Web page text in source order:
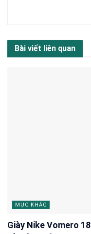
Bài viết liên quan
MỤC KHÁC
Giày Nike Vomero